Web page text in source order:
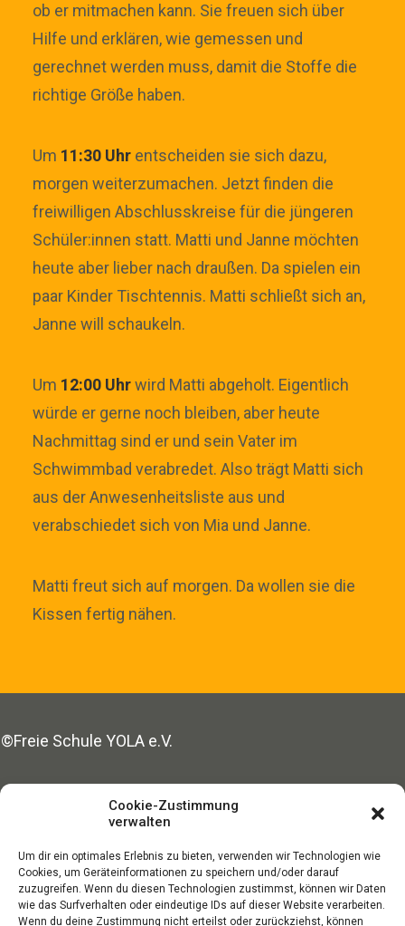
Cookie-Zustimmung
verwalten
Um dir ein optimales Erlebnis zu bieten, verwenden wir Technologien wie
Cookies, um Geräteinformationen zu speichern und/oder darauf
zuzugreifen. Wenn du diesen Technologien zustimmst, können wir Daten
wie das Surfverhalten oder eindeutige IDs auf dieser Website verarbeiten.
Wenn du deine Zustimmung nicht erteilst oder zurückziehst, können
ob er mitmachen kann. Sie freuen sich über
Hilfe und erklären, wie gemessen und
gerechnet werden muss, damit die Stoffe die
richtige Größe haben.
Um 11:30 Uhr entscheiden sie sich dazu,
morgen weiterzumachen. Jetzt finden die
freiwilligen Abschlusskreise für die jüngeren
Schüler:innen statt. Matti und Janne möchten
heute aber lieber nach draußen. Da spielen ein
paar Kinder Tischtennis. Matti schließt sich an,
Janne will schaukeln.
Um 12:00 Uhrwird Matti abgeholt. Eigentlich
würde er gerne noch bleiben, aber heute
Nachmittag sind er und sein Vater im
Schwimmbad verabredet. Also trägt Matti sich
aus der Anwesenheitsliste aus und
verabschiedet sich von Mia und Janne.
Matti freut sich auf morgen. Da wollen sie die
Kissen fertig nähen.
©Freie Schule YOLA e.V.
Made with ♥ in Hamburg
SPENDEN